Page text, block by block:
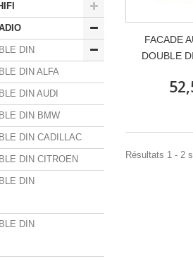
DIN
DIN ALFA
DIN AUDI
DIN BMW
DIN CADILLAC
DIN CITROEN
DIN
DIN
FACADE
DOUBLE
Résultats 1 - 2